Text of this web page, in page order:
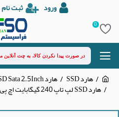
ورود ثبت نام
0
هارد SSD هارد SSD Sata 2.5Inch
هارد SSD لپ تاپ 240 گیگابایت اچ پی Sata 2.5Inch S650 گارانتی متین